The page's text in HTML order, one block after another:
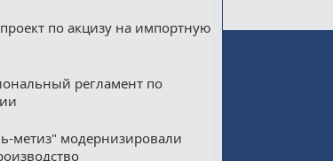
по акцизу на импортную
регламент по
метиз" модернизировали